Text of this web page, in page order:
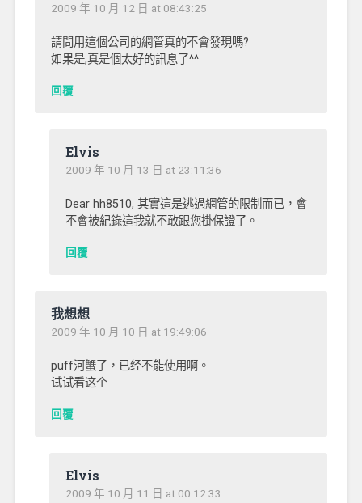
2009 年 10 月 12 日 at 08:43:25
請問用這個公司的網管真的不會發現嗎?
如果是,真是個太好的訊息了^^
回覆
Elvis
2009 年 10 月 13 日 at 23:11:36
Dear hh8510, 其實這是逃過網管的限制而已，會
不會被紀錄這我就不敢跟您掛保證了。
回覆
我想想
2009 年 10 月 10 日 at 19:49:06
puff河蟹了，已经不能使用啊。
试试看这个
回覆
Elvis
2009 年 10 月 11 日 at 00:12:33